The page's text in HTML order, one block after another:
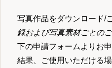
写真作品をダウンロード/
録および写真素材ごとの
下の申請フォームよりお
結果、ご使用いただける